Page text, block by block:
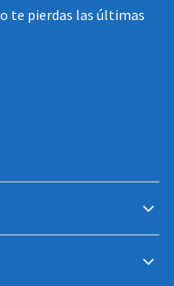
te pierdas las últimas